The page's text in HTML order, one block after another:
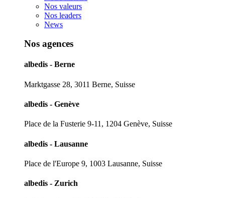
Nos valeurs
Nos leaders
News
Nos agences
albedis - Berne
Marktgasse 28, 3011 Berne, Suisse
albedis - Genève
Place de la Fusterie 9-11, 1204 Genève, Suisse
albedis - Lausanne
Place de l'Europe 9, 1003 Lausanne, Suisse
albedis - Zurich